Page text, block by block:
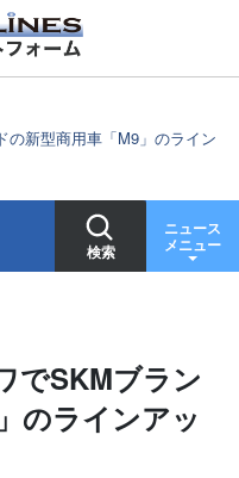
の新型商用車「M9」のライン
検索
ニュース
メニュー
でSKMブラン
のラインアッ